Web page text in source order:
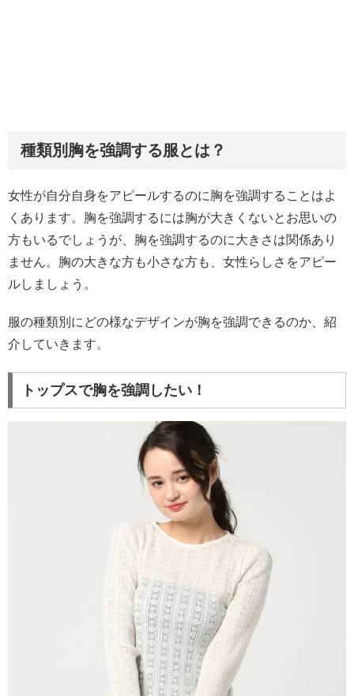
種類別胸を強調する服とは？
女性が自分自身をアピールするのに胸を強調することはよ
くあります。胸を強調するには胸が大きくないとお思いの
方もいるでしょうが、胸を強調するのに大きさは関係あり
ません。胸の大きな方も小さな方も、女性らしさをアピー
ルしましょう。
服の種類別にどの様なデザインが胸を強調できるのか、紹
介していきます。
トップスで胸を強調したい！